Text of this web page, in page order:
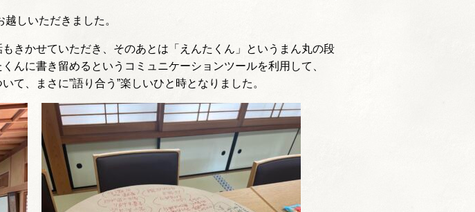
しいただきました。
きかせていただき、そのあとは「えんたくん」というまん丸の段
んに書き留めるというコミュニケーションツールを利用して、
、まさに”語り合う”楽しいひと時となりました。